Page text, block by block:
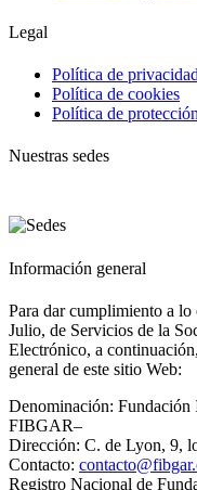
Legal
Política de privacidad
Política de cookies
Política de
Nuestras sedes
Información general
Para dar cumplimiento a
Julio, de Servicios de la
Electrónico, a
general de este sitio Web:
Denominación: Fundación
FIBGAR–
Dirección: C. de Lyon, 9,
Contacto:
Registro Nacional de